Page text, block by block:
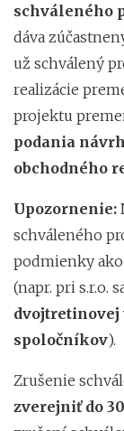
schváleného
dáva
už schválený
realizácie
projektu
podania
obchodného
Upozornenie:
schváleného
podmienky
(napr. pri s.r.o.
dvojtretinovej
spoločníkov).
Zrušenie
zverejniť do